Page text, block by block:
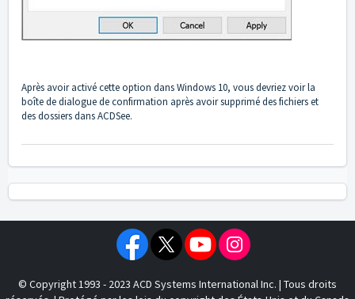
Après avoir activé cette option dans Windows 10, vous devriez voir la
boîte de dialogue de confirmation après avoir supprimé des fichiers et
des dossiers dans ACDSee.
© Copyright 1993 - 2023 ACD Systems International Inc. | Tous droits